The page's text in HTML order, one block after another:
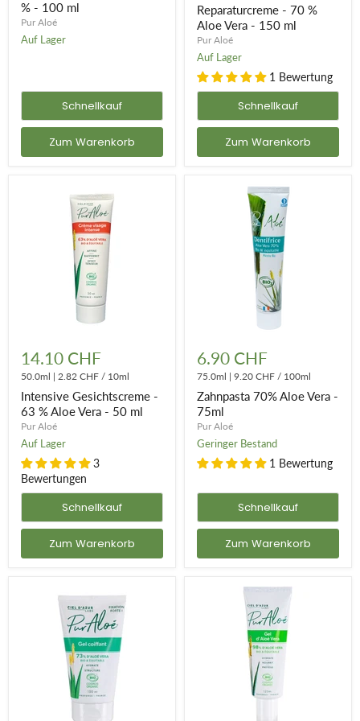
70
%
100
% - 100 ml
Pur Aloé
Auf Lager
Schnellkauf
Zum Warenkorb
Aloe
Vera
150
ml
Reparaturcreme - 70 %
Aloe Vera - 150 ml
Pur Aloé
Auf Lager
1 Bewertung
Schnellkauf
Zum Warenkorb
Gesichtscreme
63
%
Aloe
Vera
50
ml
14.10 CHF
50.0ml | 2.82 CHF / 10ml
Intensive Gesichtscreme -
63 % Aloe Vera - 50 ml
Pur Aloé
Auf Lager
3
Bewertungen
Schnellkauf
Zum Warenkorb
70%
Aloe
Vera
75ml
6.90 CHF
75.0ml | 9.20 CHF / 100ml
Zahnpasta 70% Aloe Vera -
75ml
Pur Aloé
Geringer Bestand
1 Bewertung
Schnellkauf
Zum Warenkorb